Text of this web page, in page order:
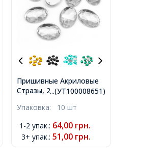
...(УТ100008651)
Пришивные Акриловые
Стразы, 2 отверстия,
Бесцветный, Размер:
1мм,
Упаковка: 10 шт
1-2 упак.: 64,00 грн.
3+ упак.: 51,00 грн.